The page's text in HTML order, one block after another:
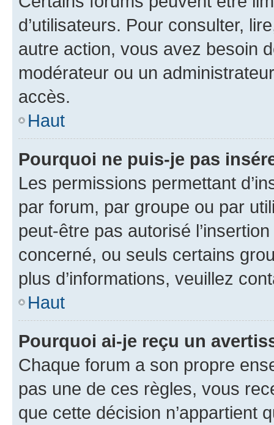
d’utilisateurs. Pour consulter,
autre action, vous avez besoin
modérateur ou un
accès.
Haut
Pourquoi ne puis-je pas
Les permissions permettant
par forum, par groupe ou par
peut-être pas autorisé
concerné, ou seuls certains
plus d’informations, veuillez
Haut
Pourquoi ai-je reçu un
Chaque forum a son propre
pas une de ces règles, vous
que cette décision n’appartient